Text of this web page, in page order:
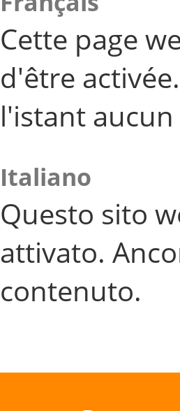
Cette page
d'être
l'istant
Italiano
Questo sito
attivato.
contenuto.